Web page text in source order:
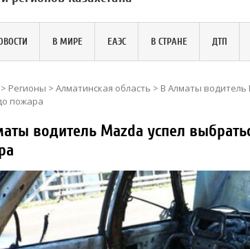
В МИРЕ ЕАЭС В СТРАНЕ ДТП
> Регионы > Алматинская область > В Алматы водитель
пожара
водитель Mazda успел